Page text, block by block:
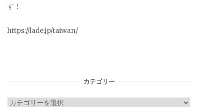
す！
https://lade.jp/taiwan/
カテゴリー
カ